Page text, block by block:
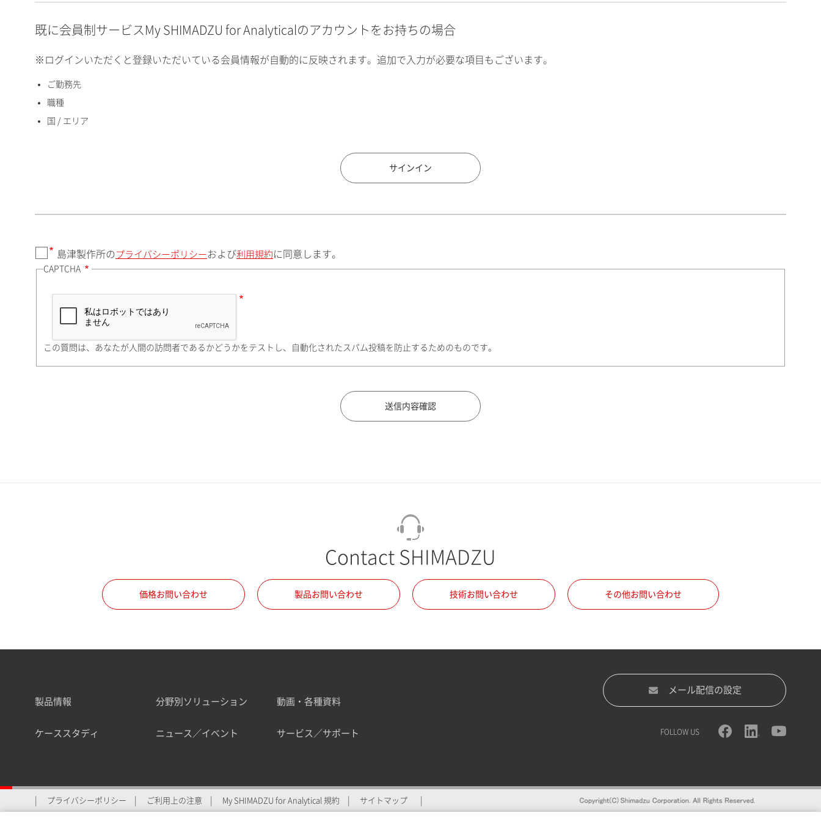
英数）
国 / エリア
住所検索
都道府県（勤務先）
町名・番地（勤務先）
所属部署
会員制サービスMySHIMADZU for Analyticalへの登録をおすすめします。
既に会員制サービスMy SHIMADZU for Analyticalのアカウントをお持ちの場合
※ログインいただくと登録いただいている会員情報が自動的に反映されます。追加で入力が必要な項目もございます。
ご勤務先
職種
国 / エリア
サインイン
島津製作所の プライバシーポリシー および利用規約 に同意します。
CAPTCHA
この質問は、あなたが人間の訪問者であるかどうかをテストし、自動化されたスパム投稿を防止するためのものです。
Contact SHIMADZU
価格お問い合わせ 製品お問い合わせ 技術お問い合わせ その他お問い合わせ
製品情報 分野別ソリューション 動画・各種資料
ケーススタディ ニュース／イベント サービス／サポート
メール配信の設定
FOLLOW US
プライバシーポリシー ご利用上の注意 My SHIMADZU for Analytical 規約 サイトマップ